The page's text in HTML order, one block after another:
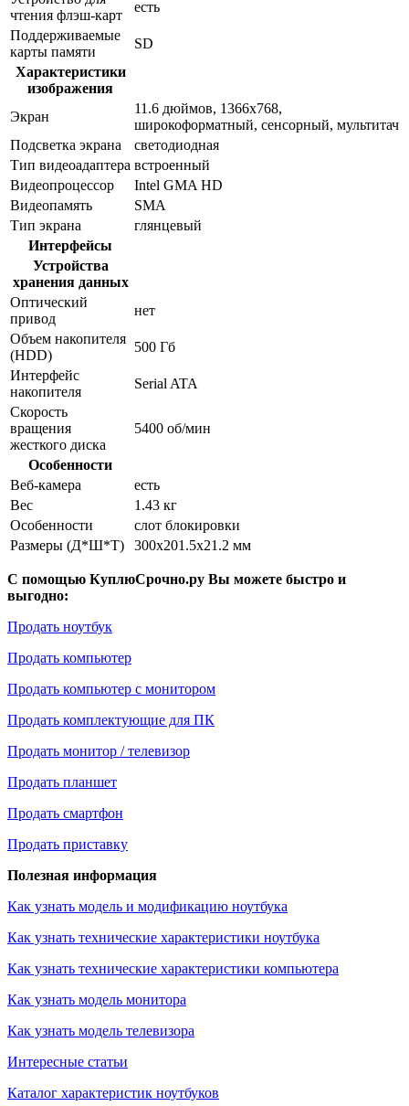
чтения флэш-карт
есть
Поддерживаемые
карты памяти
SD
Характеристики
изображения
Экран
11.6 дюймов, 1366x768,
широкоформатный, сенсорный, мультитач
Подсветка экрана
светодиодная
Тип видеоадаптера встроенный
Видеопроцессор
Intel GMA HD
Видеопамять
SMA
Тип экрана
глянцевый
Интерфейсы
Устройства
хранения данных
Оптический
привод
нет
Объем накопителя
(HDD)
500 Гб
Интерфейс
накопителя
Serial ATA
Скорость
вращения
жесткого диска
5400 об/мин
Особенности
Веб-камера
есть
Вес
1.43 кг
Особенности
слот блокировки
Размеры (Д*Ш*Т)
300x201.5x21.2 мм
С помощью КуплюСрочно.ру Вы можете быстро и
выгодно:
Продать ноутбук
Продать компьютер
Продать компьютер с монитором
Продать комплектующие для ПК
Продать монитор / телевизор
Продать планшет
Продать смартфон
Продать приставку
Полезная информация
Как узнать модель и модификацию ноутбука
Как узнать технические характеристики ноутбука
Как узнать технические характеристики компьютера
Как узнать модель монитора
Как узнать модель телевизора
Интересные статьи
Каталог характеристик ноутбуков